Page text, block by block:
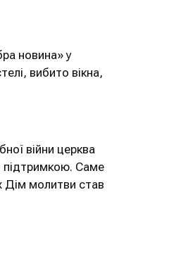
новина» у
вибито вікна,
війни церква
підтримкою. Саме
Дім молитви став